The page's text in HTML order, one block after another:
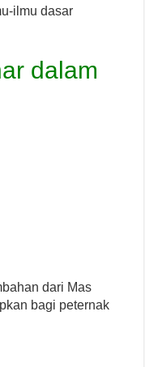
ilmu dasar
dalam
dari Mas
bagi peternak